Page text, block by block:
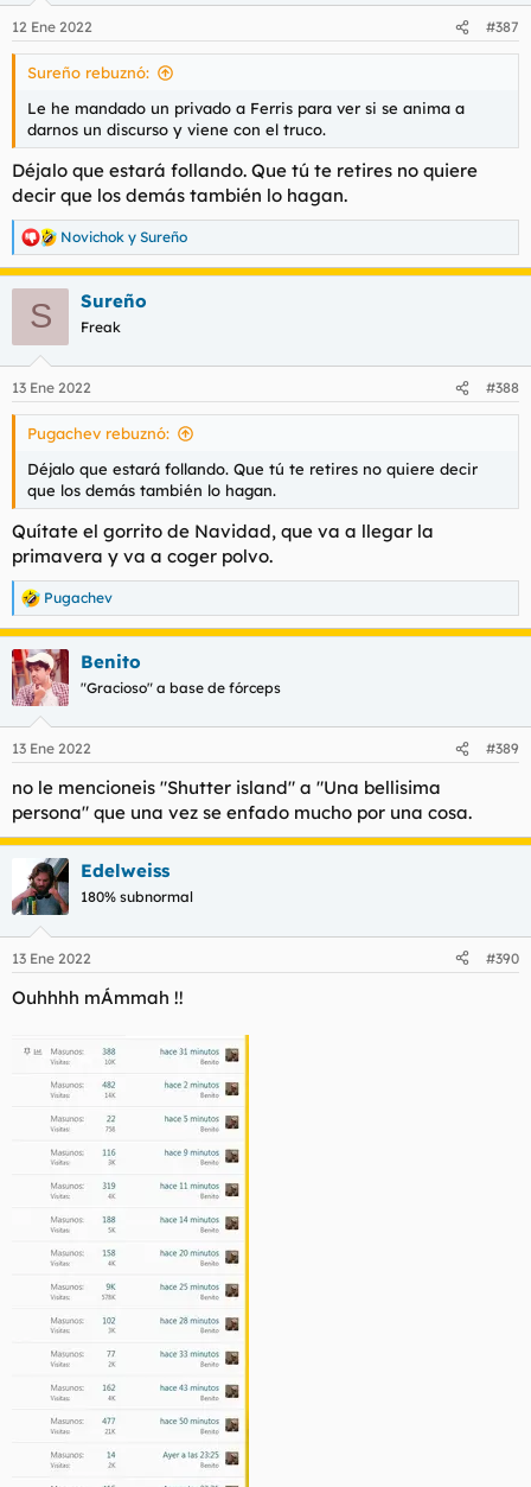
e
s
12 Ene 2022 #387
Sureño rebuznó:
Le he mandado un privado a Ferris para ver si se anima a
darnos un discurso y viene con el truco.
Déjalo que estará follando. Que tú te retires no quiere
decir que los demás también lo hagan.
R
e
a
e
s
Novichok y Sureño
S Sureño
Freak
13 Ene 2022 #388
Pugachev rebuznó:
Déjalo que estará follando. Que tú te retires no quiere decir
que los demás también lo hagan.
Quítate el gorrito de Navidad, que va a llegar la
primavera y va a coger polvo.
R
e
a
c
c
i
e
:
Pugachev
Benito
"Gracioso" a base de fórceps
13 Ene 2022 #389
no le mencioneis "Shutter island" a "Una bellisima
persona" que una vez se enfado mucho por una cosa.
Edelweiss
180% subnormal
13 Ene 2022 #390
Ouhhhh mÁmmah !!